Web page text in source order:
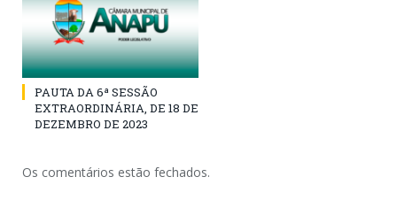
PAUTA DA 6ª SESSÃO
EXTRAORDINÁRIA, DE 18 DE
DEZEMBRO DE 2023
Os comentários estão fechados.